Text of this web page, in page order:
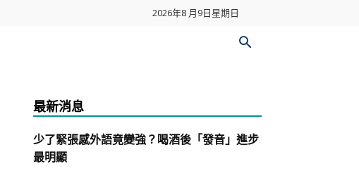
2026年8 月9日星期日
最新消息
少了緊張感外語竟變強？喝酒後「發音」進步
最明顯